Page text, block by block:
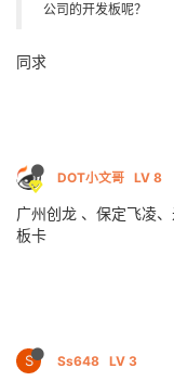
公司的开发板呢？
同求
DOT小文哥 LV 8
广州创龙 、保定飞凌
板卡
S Ss648 LV 3